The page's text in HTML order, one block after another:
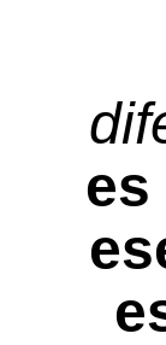
es